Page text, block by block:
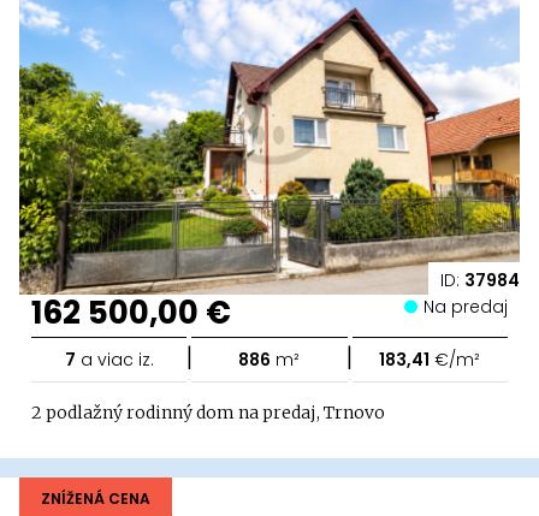
ID: 37984
162 500,00 € Na predaj
7 a viac iz. | 886 m² | 183,41 €/m²
2 podlažný rodinný dom na predaj, Trnovo
ZNÍŽENÁ CENA